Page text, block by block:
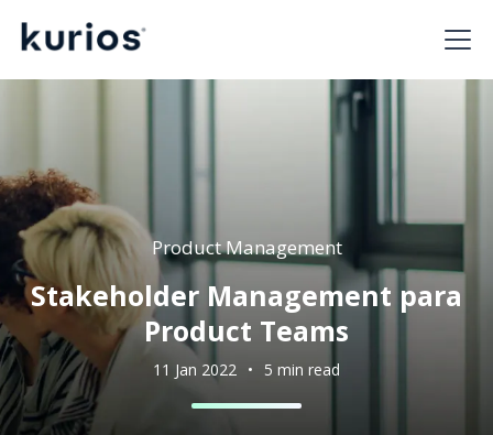
Product Management
Stakeholder Management para
Product Teams
11 Jan 2022 • 5 min read